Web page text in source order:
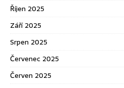
Říjen 2025
Září 2025
Srpen 2025
Červenec 2025
Červen 2025